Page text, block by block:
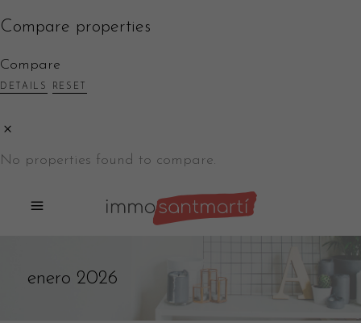
Compare properties
Compare
DETAILS RESET
No properties found to compare.
enero 2026